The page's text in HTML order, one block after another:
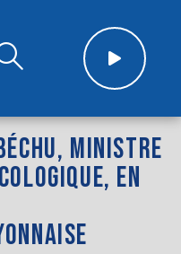
MINISTRE
EN